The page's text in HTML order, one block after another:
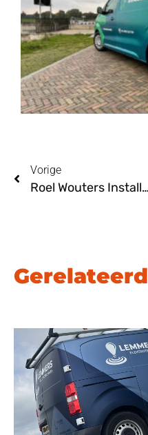
Vorige
Roel Wouters Installatietechniek Groesbeek